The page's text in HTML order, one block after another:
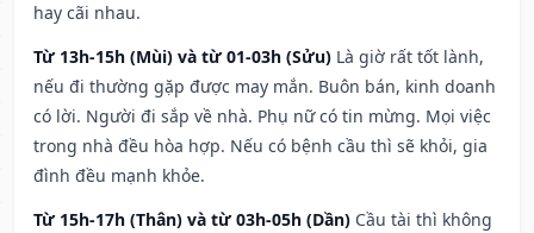
hay cãi nhau.
Từ 13h-15h (Mùi) và từ 01-03h (Sửu) Là giờ rất tốt lành,
nếu đi thường gặp được may mắn. Buôn bán, kinh doanh
có lời. Người đi sắp về nhà. Phụ nữ có tin mừng. Mọi việc
trong nhà đều hòa hợp. Nếu có bệnh cầu thì sẽ khỏi, gia
đình đều mạnh khỏe.
Từ 15h-17h (Thân) và từ 03h-05h (Dần) Cầu tài thì không